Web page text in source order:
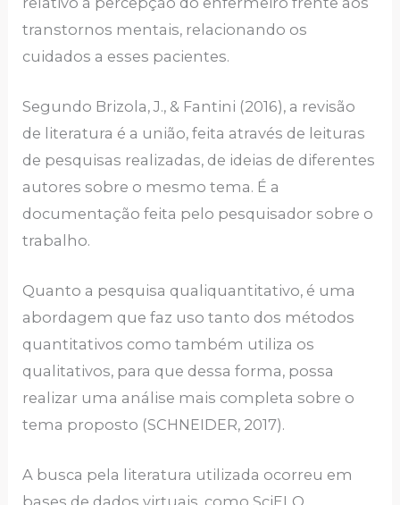
transtornos mentais, relacionando os
cuidados a esses pacientes.
Segundo Brizola, J., & Fantini (2016), a revisão
de literatura é a união, feita através de leituras
de pesquisas realizadas, de ideias de diferentes
autores sobre o mesmo tema. É a
documentação feita pelo pesquisador sobre o
trabalho.
Quanto a pesquisa qualiquantitativo, é uma
abordagem que faz uso tanto dos métodos
quantitativos como também utiliza os
qualitativos, para que dessa forma, possa
realizar uma análise mais completa sobre o
tema proposto (SCHNEIDER, 2017).
A busca pela literatura utilizada ocorreu em